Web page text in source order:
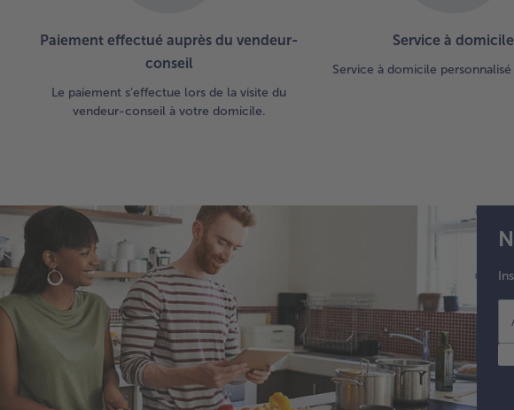
Paiement effectué auprès du vendeur-
conseil
Le paiement s’effectue lors de la visite du
vendeur-conseil à votre domicile.
Service à domicile
Service à domicile